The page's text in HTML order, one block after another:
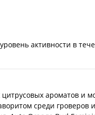
активности в
ароматов и
среди гроверов